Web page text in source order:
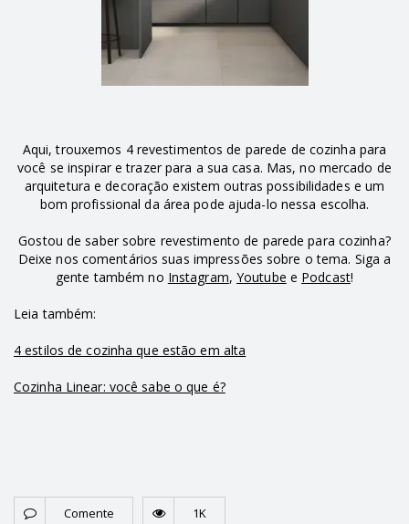
Aqui, trouxemos 4 revestimentos de parede de cozinha para
você se inspirar e trazer para a sua casa. Mas, no mercado de
arquitetura e decoração existem outras possibilidades e um
bom profissional da área pode ajuda-lo nessa escolha.
Gostou de saber sobre revestimento de parede para cozinha?
Deixe nos comentários suas impressões sobre o tema. Siga a
gente também no Instagram, Youtube e Podcast!
Leia também:
4 estilos de cozinha que estão em alta
Cozinha Linear: você sabe o que é?
Comente 1K